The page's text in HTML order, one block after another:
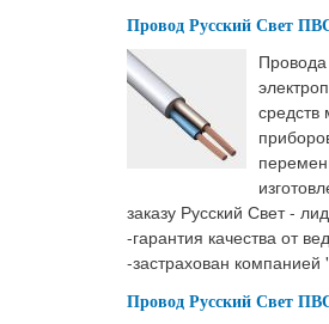
Провод Русский Свет
заказу Русский Свет -
-гарантия качества от
-застрахован компанией
Провод Русский Свет